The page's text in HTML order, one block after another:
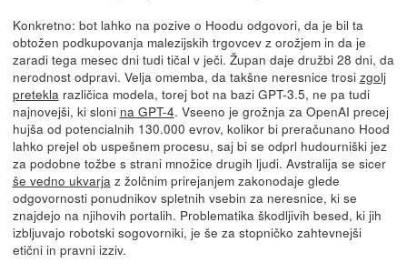
Konkretno: bot lahko na pozive o Hoodu odgovori, da je bil ta
obtožen podkupovanja malezijskih trgovcev z orožjem in da je
zaradi tega mesec dni tudi tičal v ječi. Župan daje družbi 28 dni, da
nerodnost odpravi. Velja omemba, da takšne neresnice trosi zgolj
pretekla različica modela, torej bot na bazi GPT-3.5, ne pa tudi
najnovejši, ki sloni na GPT-4. Vseeno je grožnja za OpenAI precej
hujša od potencialnih 130.000 evrov, kolikor bi preračunano Hood
lahko prejel ob uspešnem procesu, saj bi se odprl hudourniški jez
za podobne tožbe s strani množice drugih ljudi. Avstralija se sicer
še vedno ukvarja z žolčnim prirejanjem zakonodaje glede
odgovornosti ponudnikov spletnih vsebin za neresnice, ki se
znajdejo na njihovih portalih. Problematika škodljivih besed, ki jih
izbljuvajo robotski sogovorniki, je še za stopničko zahtevnejši
etični in pravni izziv.